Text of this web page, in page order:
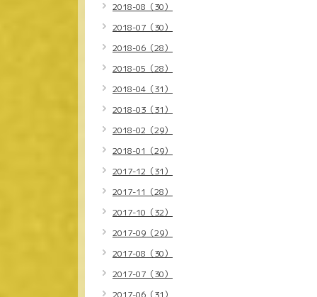
2018-08（30）
2018-07（30）
2018-06（28）
2018-05（28）
2018-04（31）
2018-03（31）
2018-02（29）
2018-01（29）
2017-12（31）
2017-11（28）
2017-10（32）
2017-09（29）
2017-08（30）
2017-07（30）
2017-06（31）